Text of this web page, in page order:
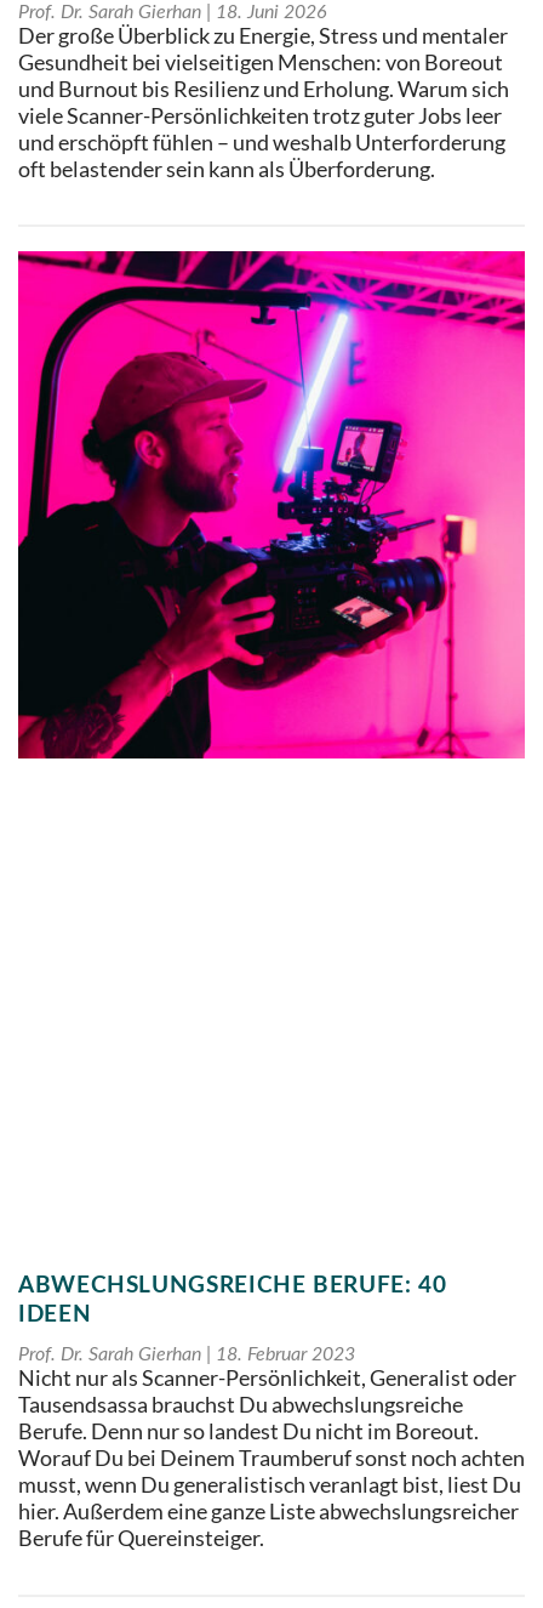
Prof. Dr. Sarah Gierhan 18. Juni 2026
Der große Überblick zu Energie, Stress und mentaler
Gesundheit bei vielseitigen Menschen: von Boreout
und Burnout bis Resilienz und Erholung. Warum sich
viele Scanner-Persönlichkeiten trotz guter Jobs leer
und erschöpft fühlen – und weshalb Unterforderung
oft belastender sein kann als Überforderung.
ABWECHSLUNGSREICHE BERUFE: 40
IDEEN
Prof. Dr. Sarah Gierhan 18. Februar 2023
Nicht nur als Scanner-Persönlichkeit, Generalist oder
Tausendsassa brauchst Du abwechslungsreiche
Berufe. Denn nur so landest Du nicht im Boreout.
Worauf Du bei Deinem Traumberuf sonst noch achten
musst, wenn Du generalistisch veranlagt bist, liest Du
hier. Außerdem eine ganze Liste abwechslungsreicher
Berufe für Quereinsteiger.